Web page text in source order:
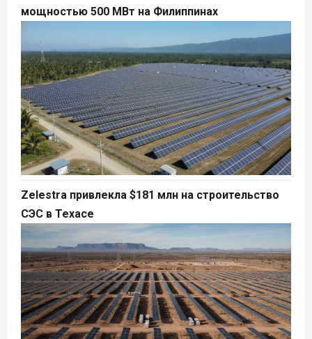
мощностью 500 МВт на Филиппинах
Zelestra привлекла $181 млн на строительство
СЭС в Техасе